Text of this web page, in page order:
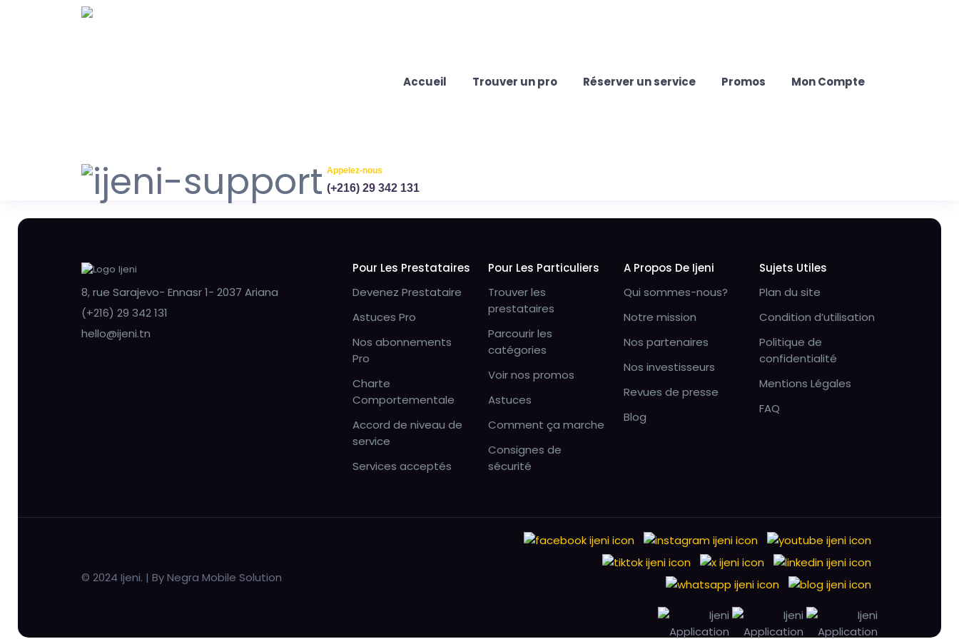
Accueil Trouver un pro Réserver un service Promos Mon Compte
Appelez-nous
(+216) 29 342 131
8, rue Sarajevo- Ennasr 1- 2037 Ariana
(+216) 29 342 131
hello@ijeni.tn
Pour Les Prestataires
Devenez Prestataire
Astuces Pro
Nos abonnements
Pro
Charte
Comportementale
Accord de niveau de
service
Services acceptés
Pour Les Particuliers
Trouver les
prestataires
Parcourir les
catégories
Voir nos promos
Astuces
Comment ça marche
Consignes de
sécurité
A Propos De Ijeni
Qui sommes-nous?
Notre mission
Nos partenaires
Nos investisseurs
Revues de presse
Blog
Sujets Utiles
Plan du site
Condition d’utilisation
Politique de
confidentialité
Mentions Légales
FAQ
© 2024 Ijeni. | By Negra Mobile Solution